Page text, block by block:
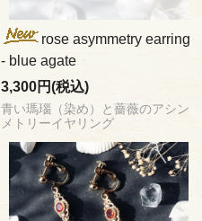
rose asymmetry earring
- blue agate
3,300円(税込)
青い瑪瑙（染め）と薔薇のアシン
メトリーイヤリング